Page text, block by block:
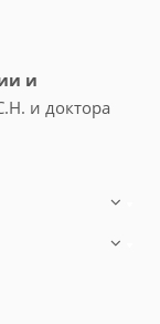
и
и доктора